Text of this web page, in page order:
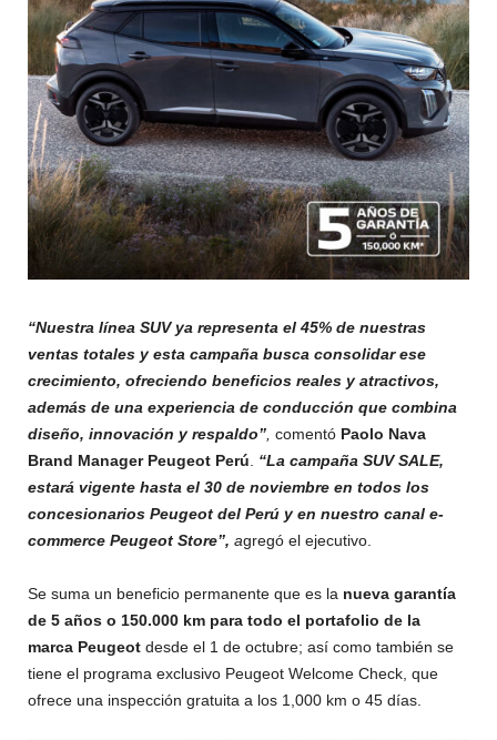
“Nuestra línea SUV ya representa el 45% de nuestras
ventas totales y esta campaña busca consolidar ese
crecimiento, ofreciendo beneficios reales y atractivos,
además de una experiencia de conducción que combina
diseño, innovación y respaldo” comentó Paolo Nava
Brand Manager Peugeot Perú
“La campaña SUV SALE,
estará vigente hasta el 30 de noviembre en todos los
concesionarios Peugeot del Perú y en nuestro canal e-
commerce Peugeot Store”, agregó el ejecutivo.
Se suma un beneficio permanente que es la nueva garantía
de 5 años o 150.000 km para todo el portafolio de la
marca Peugeot desde el 1 de octubre; así como también se
tiene el programa exclusivo Peugeot Welcome Check, que
ofrece una inspección gratuita a los 1,000 km o 45 días.